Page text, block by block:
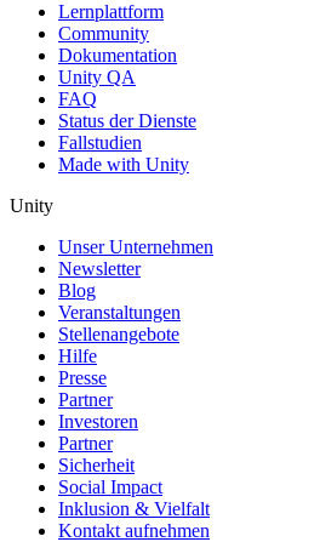
Lernplattform
Community
Dokumentation
Unity QA
FAQ
Status der Dienste
Fallstudien
Made with Unity
Unity
Unser Unternehmen
Newsletter
Blog
Veranstaltungen
Stellenangebote
Hilfe
Presse
Partner
Investoren
Partner
Sicherheit
Social Impact
Inklusion & Vielfalt
Kontakt aufnehmen